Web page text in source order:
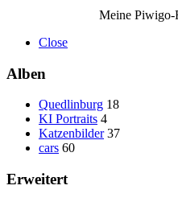
Meine Piwigo-
Close
Alben
Quedlinburg 18
KI Portraits 4
Katzenbilder 37
cars 60
Erweitert